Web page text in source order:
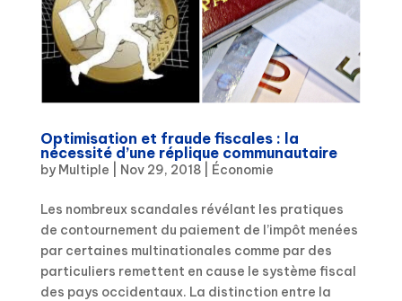
Optimisation et fraude fiscales : la
nécessité d’une réplique communautaire
by Multiple Nov 29, 2018| Économie
Les nombreux scandales révélant les pratiques
de contournement du paiement de l’impôt menées
par certaines multinationales comme par des
particuliers remettent en cause le système fiscal
des pays occidentaux. La distinction entre la